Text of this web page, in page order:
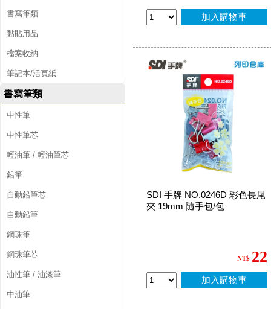
書寫筆類
黏貼用品
檔案收納
筆記本/活頁紙
書寫筆類
中性筆
中性筆芯
輕油筆 / 輕油筆芯
鉛筆
自動鉛筆芯
自動鉛筆
鋼珠筆
鋼珠筆芯
油性筆 / 油漆筆
中油筆
加入購物車
SDI 手牌 NO.0246D 彩色長尾
夾 19mm 隨手包/包
NT$ 22
加入購物車